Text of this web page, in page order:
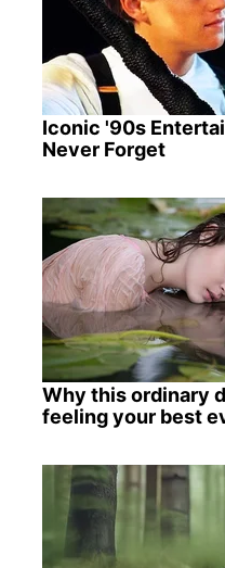
Iconic '90s
Never Forget
Why this ordinary
feeling your best